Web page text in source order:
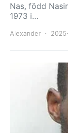
Nas, född
1973 i…
Alexander